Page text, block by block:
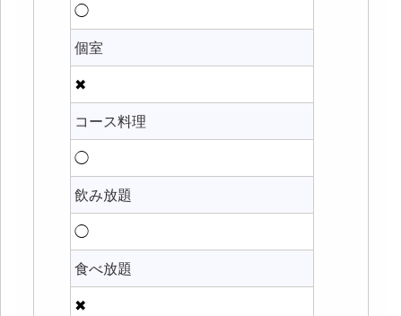
◯
個室
✖
コース料理
◯
飲み放題
◯
食べ放題
✖